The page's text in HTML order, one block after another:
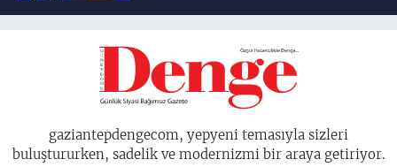
birisidir'
gaziantepdengecom, yepyeni temasıyla sizleri
buluştururken, sadelik ve modernizmi bir araya getiriyor.